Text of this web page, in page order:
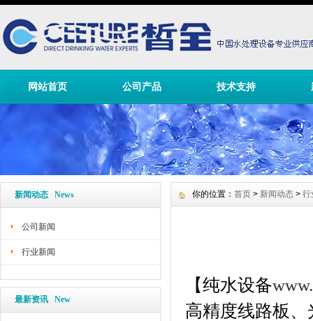
网站首页 公司产品 技术支持
新闻动态 News
公司新闻
行业新闻
最新资讯 New
你的位置： 首页 > 新闻动态 > 行
【纯水设备
高精度线路板